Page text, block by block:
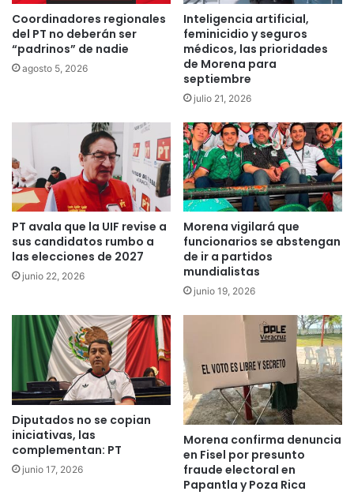
Coordinadores regionales
del PT no deberán ser
“padrinos” de nadie
agosto 5, 2026
Inteligencia artificial,
feminicidio y seguros
médicos, las prioridades
de Morena para
septiembre
julio 21, 2026
PT avala que la UIF revise a
sus candidatos rumbo a
las elecciones de 2027
junio 22, 2026
Morena vigilará que
funcionarios se abstengan
de ir a partidos
mundialistas
junio 19, 2026
Diputados no se copian
iniciativas, las
complementan: PT
junio 17, 2026
Morena confirma denuncia
en Fisel por presunto
fraude electoral en
Papantla y Poza Rica